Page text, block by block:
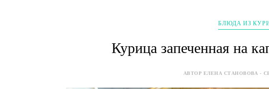
БЛЮДА ИЗ
Курица запеченная на
АВТОР ЕЛЕНА СТАНОВОВА -